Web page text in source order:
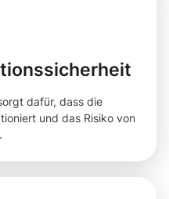
dafür, dass die
und das Risiko von